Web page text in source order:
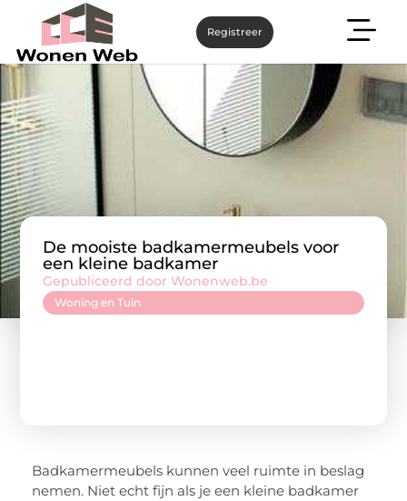
Registreer
De mooiste badkamermeubels voor
een kleine badkamer
Woning en Tuin
Gepubliceerd door Wonenweb.be
Badkamermeubels kunnen veel ruimte in beslag
nemen. Niet echt fijn als je een kleine badkamer